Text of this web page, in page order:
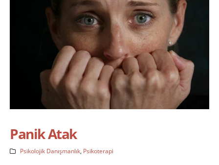
Panik Atak
Psikolojik Danışmanlık, Psikoterapi